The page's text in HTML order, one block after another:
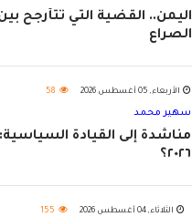
اليمن.. القضية التي تتأرجح
الصراع
الأربعاء, 05 أغسطس 2026 58
سهير محمد
مناشدة إلى القيادة
٢٠٢٦؟
الثلاثاء, 04 أغسطس 2026 155